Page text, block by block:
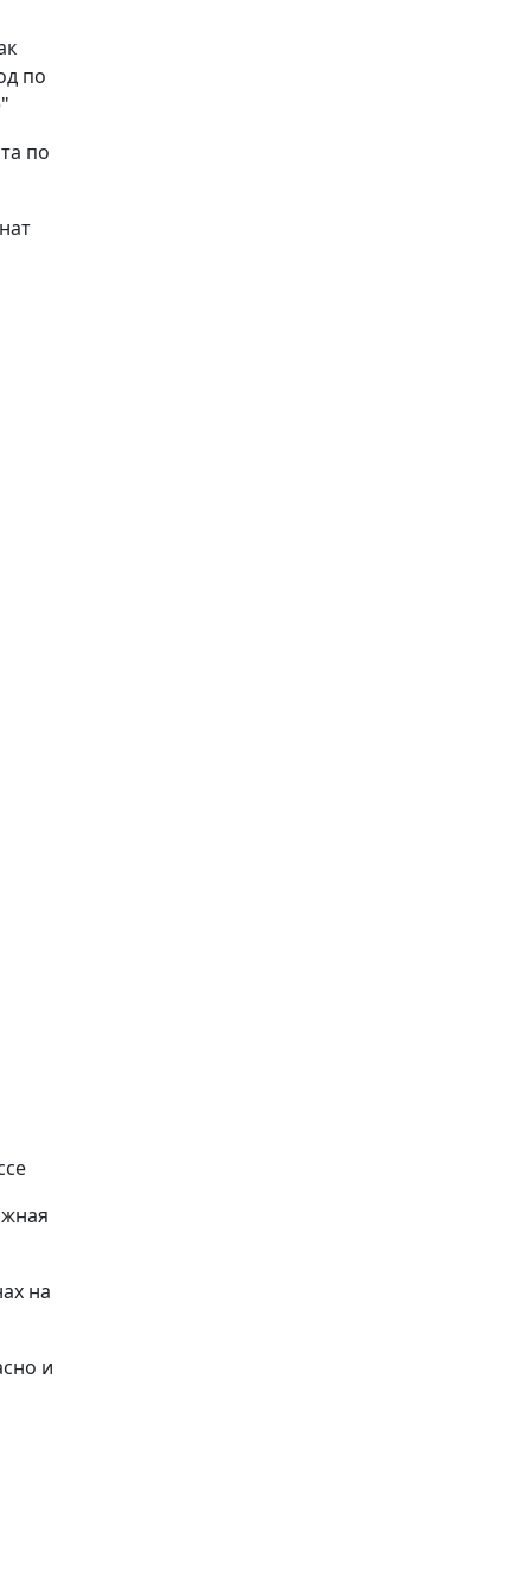
по
по
на
и